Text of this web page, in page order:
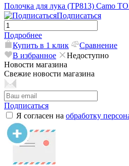
Полочка для лука (TP813) Camo
Подписаться
Подробнее
Купить в 1 клик
Сравнение
В избранное
Недоступно
Новости магазина
Свежие новости магазина
Подписаться
Я согласен на обработку